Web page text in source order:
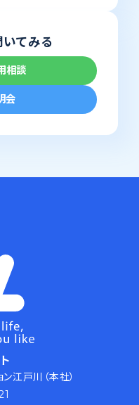
てみる
相談
会
江戸川（本社）